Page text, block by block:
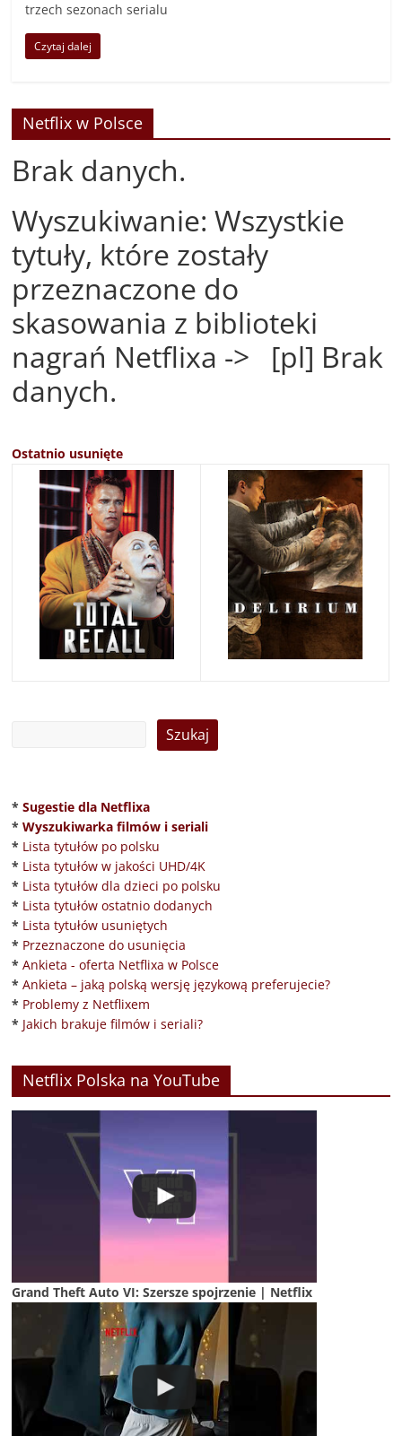
trzech sezonach serialu
Czytaj dalej
Netflix w Polsce
Brak danych.
Wyszukiwanie: Wszystkie
tytuły, które zostały
przeznaczone do
skasowania z biblioteki
nagrań Netflixa -> [pl] Brak
danych.
Ostatnio usunięte
* Sugestie dla Netflixa
* Wyszukiwarka filmów i seriali
* Lista tytułów po polsku
* Lista tytułów w jakości UHD/4K
* Lista tytułów dla dzieci po polsku
* Lista tytułów ostatnio dodanych
* Lista tytułów usuniętych
* Przeznaczone do usunięcia
* Ankieta - oferta Netflixa w Polsce
* Ankieta – jaką polską wersję językową preferujecie?
* Problemy z Netflixem
* Jakich brakuje filmów i seriali?
Netflix Polska na YouTube
Grand Theft Auto VI: Szersze spojrzenie | Netflix